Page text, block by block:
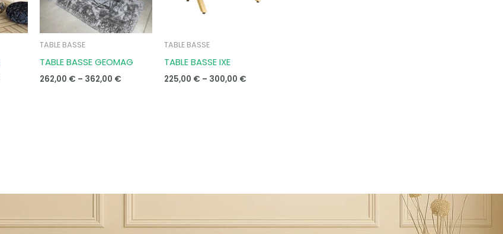
TABLE BASSE
TABLE BASSE GEOMAG
262,00 € – 362,00 €
TABLE BASSE
TABLE BASSE IXE
225,00 € – 300,00 €